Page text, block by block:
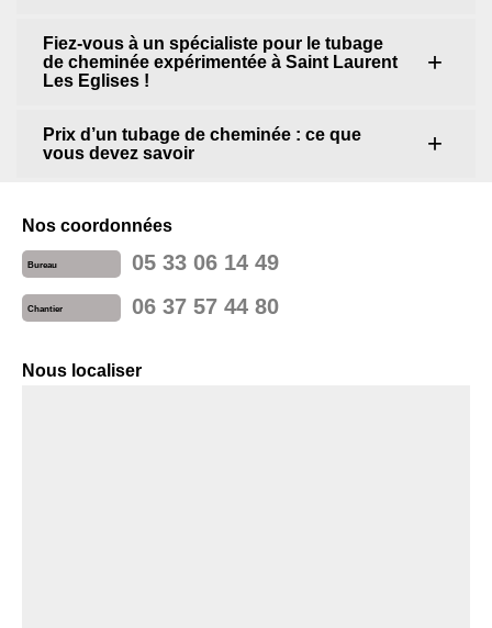
Fiez-vous à un spécialiste pour le tubage
de cheminée expérimentée à Saint Laurent
Les Eglises !
Prix d’un tubage de cheminée : ce que
vous devez savoir
Nos coordonnées
Bureau 05 33 06 14 49
Chantier 06 37 57 44 80
Nous localiser